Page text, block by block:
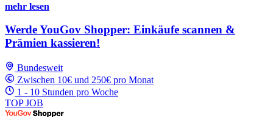
mehr lesen
Werde YouGov Shopper: Einkäufe scannen &
Prämien kassieren!
Bundesweit
Zwischen 10€ und 250€ pro Monat
1 - 10 Stunden pro Woche
TOP JOB